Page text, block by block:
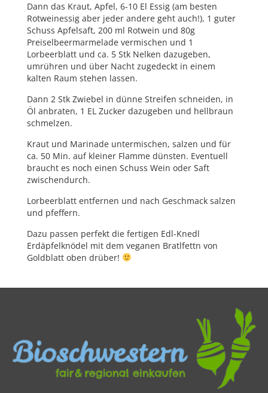
Dann das Kraut, Apfel, 6-10 El Essig (am besten
Rotweinessig aber jeder andere geht auch!), 1 guter
Schuss Apfelsaft, 200 ml Rotwein und 80g
Preiselbeermarmelade vermischen und 1
Lorbeerblatt und ca. 5 Stk Nelken dazugeben,
umrühren und über Nacht zugedeckt in einem
kalten Raum stehen lassen.
Dann 2 Stk Zwiebel in dünne Streifen schneiden, in
Öl anbraten, 1 EL Zucker dazugeben und hellbraun
schmelzen.
Kraut und Marinade untermischen, salzen und für
ca. 50 Min. auf kleiner Flamme dünsten. Eventuell
braucht es noch einen Schuss Wein oder Saft
zwischendurch.
Lorbeerblatt entfernen und nach Geschmack salzen
und pfeffern.
Dazu passen perfekt die fertigen Edl-Knedl
Erdäpfelknödel mit dem veganen Bratlfettn von
Goldblatt oben drüber!